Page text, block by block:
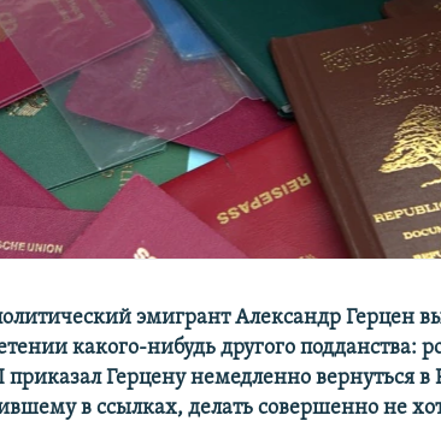
эмигрант Александр Герцен
какого-нибудь другого подданства:
Герцену немедленно вернуться в
в ссылках, делать совершенно не